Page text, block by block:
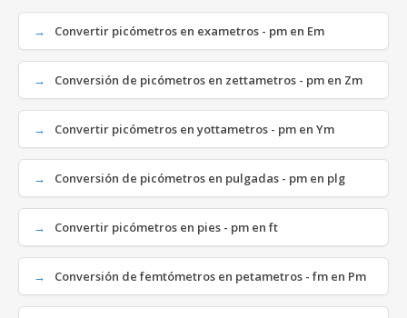
Convertir picómetros en exametros - pm en Em
Conversión de picómetros en zettametros - pm en Zm
Convertir picómetros en yottametros - pm en Ym
Conversión de picómetros en pulgadas - pm en plg
Convertir picómetros en pies - pm en ft
Conversión de femtómetros en petametros - fm en Pm